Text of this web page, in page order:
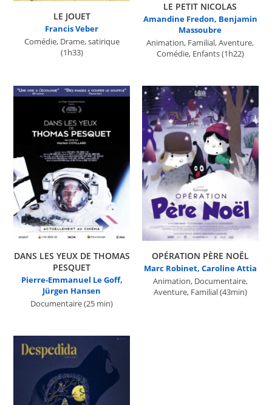
LE JOUET
Francis Veber
Comédie, Drame, satirique
(1h33)
LE PETIT NICOLAS
Amandine Fredon, Benjamin
Massoubre
Animation, Familial, Aventure,
Comédie, Enfants(1h22)
DANS LES YEUX DE THOMAS
PESQUET
Pierre-Emmanuel Le Goff,
Jürgen Hansen
Documentaire(25 min)
OPÉRATION PÈRE NOËL
Marc Robinet, Caroline Attia
Animation, Documentaire,
Aventure, Familial(43min)